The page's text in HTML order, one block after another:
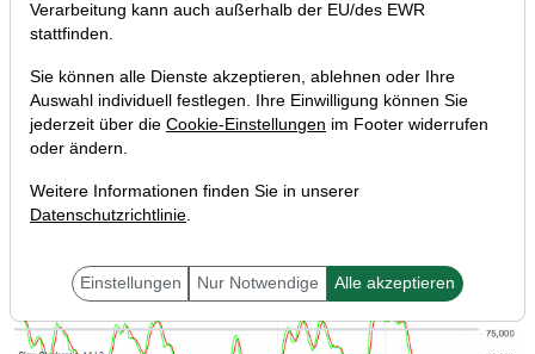
Verarbeitung kann auch außerhalb der EU/des EWR
stattfinden.
Sie können alle Dienste akzeptieren, ablehnen oder Ihre
Auswahl individuell festlegen. Ihre Einwilligung können Sie
jederzeit über die Cookie-Einstellungen im Footer widerrufen
oder ändern.
Weitere Informationen finden Sie in unserer
Datenschutzrichtlinie.
Einstellungen Nur Notwendige Alle akzeptieren